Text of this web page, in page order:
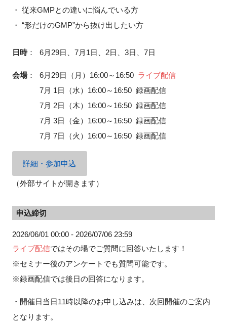
閉じる
・ 従来GMPとの違いに悩んでいる方
・ “形だけのGMP”から抜け出したい方
日時： 6月29日、7月1日、2日、3日、7日
会場： 6月29日（月）16:00～16:50 ライブ配信
7月 1日（水）16:00～16:50 録画配信
7月 2日（木）16:00～16:50 録画配信
7月 3日（金）16:00～16:50 録画配信
7月 7日（火）16:00～16:50 録画配信
詳細・参加申込
（外部サイトが開きます）
申込締切
2026/06/01 00:00 - 2026/07/06 23:59
ライブ配信ではその場でご質問に回答いたします！
※セミナー後のアンケートでも質問可能です。
※録画配信では後日の回答になります。
・開催日当日11時以降のお申し込みは、次回開催のご案内
となります。